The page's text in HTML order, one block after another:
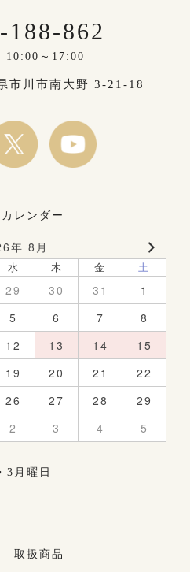
188-862
～17:00
市川市南大野 3-21-18
レンダー
年 8月
水 木 金 土
29 30 31
1
5 6 7
8
12 13 14
15
19 20 21
22
26 27 28
29
2 3 4 5
3月曜日
取扱商品